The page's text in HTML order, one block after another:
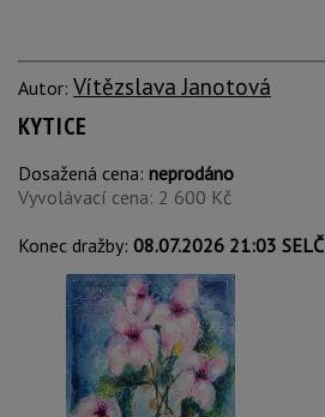
Autor: Vítězslava Janotová
KYTICE
Dosažená cena: neprodáno
Vyvolávací cena: 2 600 Kč
Konec dražby: 08.07.2026 21:03 SELČ